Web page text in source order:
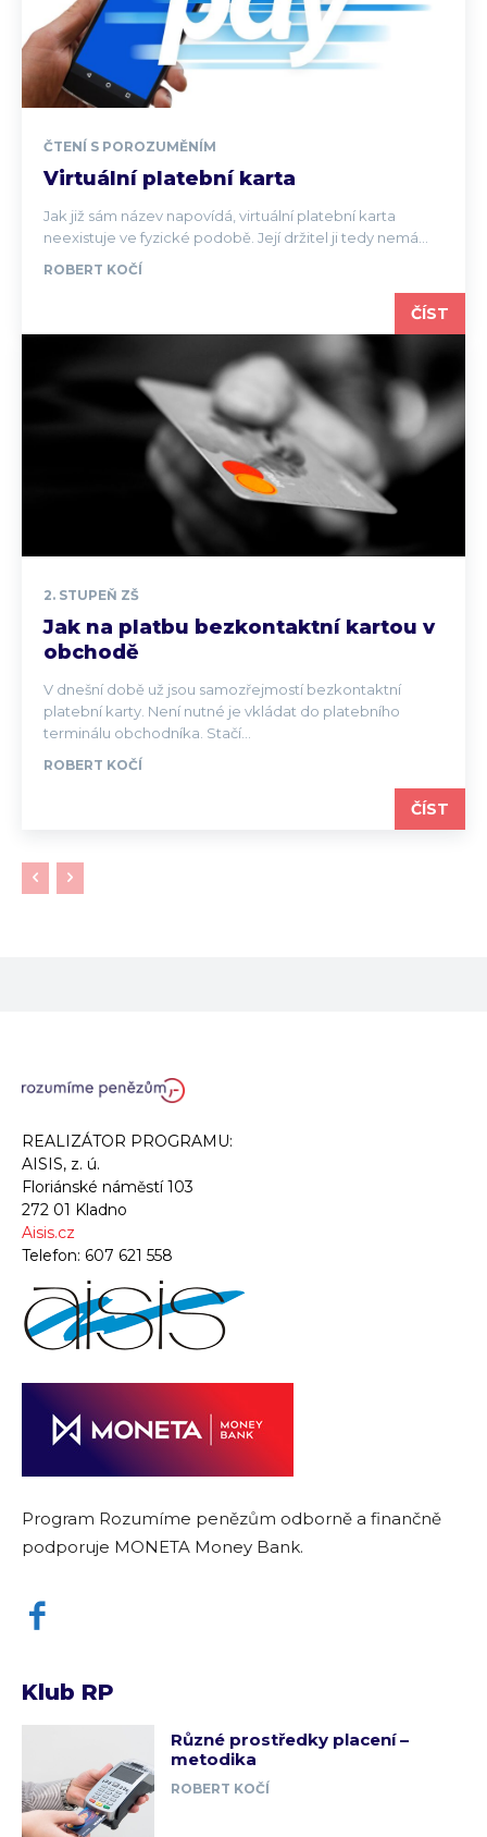
ČTENÍ S POROZUMĚNÍM
Virtuální platební karta
Jak již sám název napovídá, virtuální platební karta
neexistuje ve fyzické podobě. Její držitel ji tedy nemá...
ROBERT KOČÍ
ČÍST
2. STUPEŇ ZŠ
Jak na platbu bezkontaktní kartou v
obchodě
V dnešní době už jsou samozřejmostí bezkontaktní
platební karty. Není nutné je vkládat do platebního
terminálu obchodníka. Stačí...
ROBERT KOČÍ
ČÍST
REALIZÁTOR PROGRAMU:
AISIS, z. ú.
Floriánské náměstí 103
272 01 Kladno
Aisis.cz
Telefon: 607 621 558
Program Rozumíme penězům odborně a finančně
podporuje MONETA Money Bank.
Klub RP
Různé prostředky placení –
metodika
ROBERT KOČÍ